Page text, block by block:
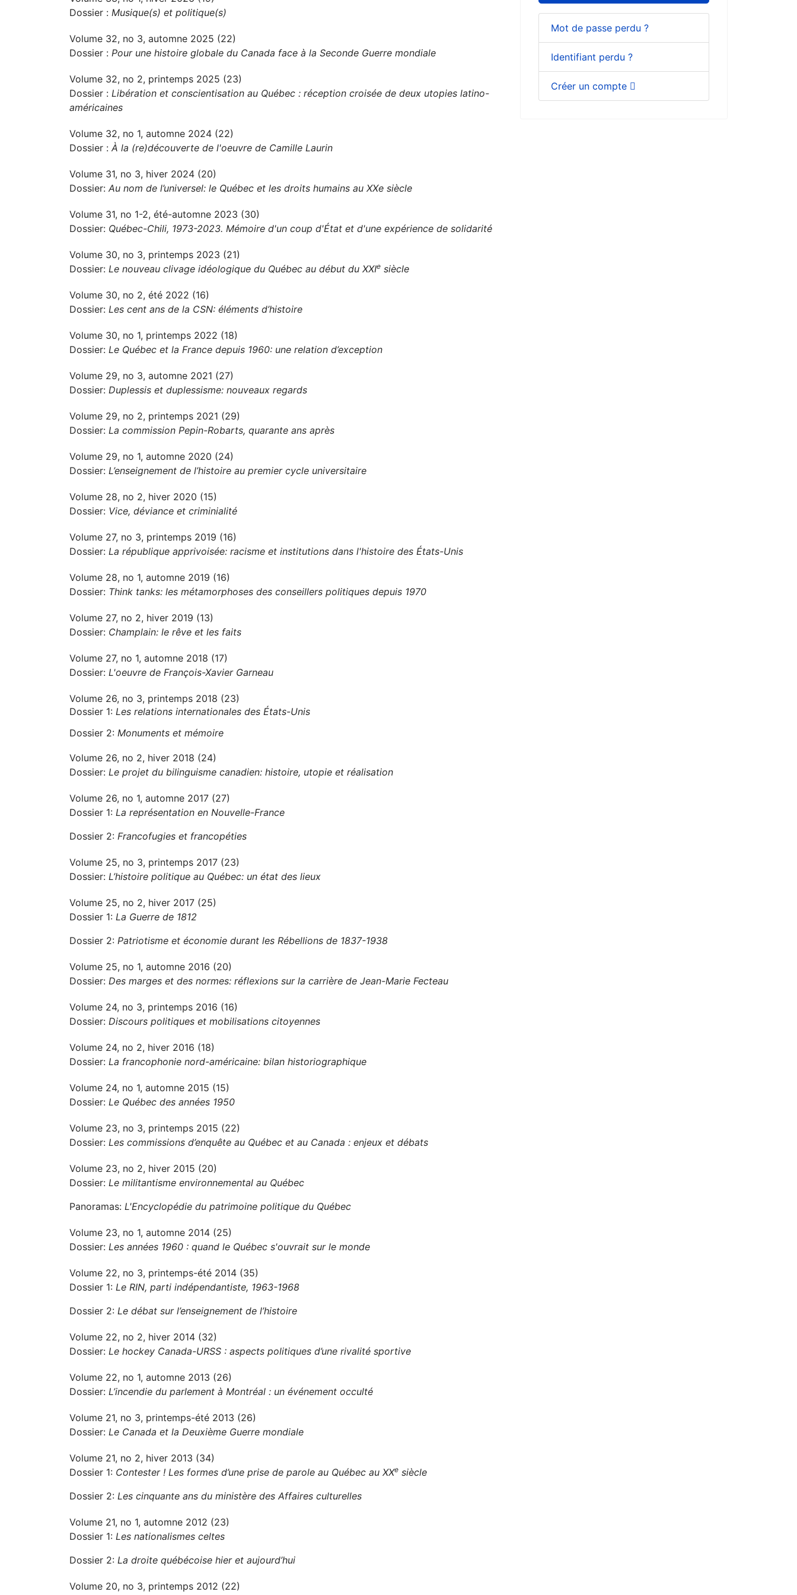
Dossier : Musique(s) et politique(s)
Volume 32, no 3, automne 2025 (22)
Dossier : Pour une histoire globale du Canada face à la Seconde Guerre mondiale
Volume 32, no 2, printemps 2025 (23)
Dossier : Libération et conscientisation au Québec : réception croisée de deux utopies latino-
américaines
Volume 32, no 1, automne 2024 (22)
Dossier : À la (re)découverte de l'oeuvre de Camille Laurin
Volume 31, no 3, hiver 2024 (20)
Dossier: Au nom de l’universel: le Québec et les droits humains au XXe siècle
Volume 31, no 1-2, été-automne 2023 (30)
Dossier: Québec-Chili, 1973-2023. Mémoire d'un coup d'État et d'une expérience de solidarité
Volume 30, no 3, printemps 2023 (21)
Dossier: Le nouveau clivage idéologique du Québec au début du XXIe siècle
Volume 30, no 2, été 2022 (16)
Dossier: Les cent ans de la CSN: éléments d’histoire
Volume 30, no 1, printemps 2022 (18)
Dossier: Le Québec et la France depuis 1960: une relation d’exception
Volume 29, no 3, automne 2021 (27)
Dossier: Duplessis et duplessisme: nouveaux regards
Volume 29, no 2, printemps 2021 (29)
Dossier: La commission Pepin-Robarts, quarante ans après
Volume 29, no 1, automne 2020 (24)
Dossier: L’enseignement de l’histoire au premier cycle universitaire
Volume 28, no 2, hiver 2020 (15)
Dossier: Vice, déviance et criminialité
Volume 27, no 3, printemps 2019 (16)
Dossier: La république apprivoisée: racisme et institutions dans l'histoire des États-Unis
Volume 28, no 1, automne 2019 (16)
Dossier: Think tanks: les métamorphoses des conseillers politiques depuis 1970
Volume 27, no 2, hiver 2019 (13)
Dossier: Champlain: le rêve et les faits
Volume 27, no 1, automne 2018 (17)
Dossier: L'oeuvre de François-Xavier Garneau
Volume 26, no 3, printemps 2018 (23)
Dossier 1: Les relations internationales des États-Unis
Dossier 2: Monuments et mémoire
Volume 26, no 2, hiver 2018 (24)
Dossier: Le projet du bilinguisme canadien: histoire, utopie et réalisation
Volume 26, no 1, automne 2017 (27)
Dossier 1: La représentation en Nouvelle-France
Dossier 2: Francofugies et francopéties
Volume 25, no 3, printemps 2017 (23)
Dossier: L’histoire politique au Québec: un état des lieux
Volume 25, no 2, hiver 2017 (25)
Dossier 1: La Guerre de 1812
Dossier 2: Patriotisme et économie durant les Rébellions de 1837-1938
Volume 25, no 1, automne 2016 (20)
Dossier: Des marges et des normes: réflexions sur la carrière de Jean-Marie Fecteau
Volume 24, no 3, printemps 2016 (16)
Dossier: Discours politiques et mobilisations citoyennes
Volume 24, no 2, hiver 2016 (18)
Dossier: La francophonie nord-américaine: bilan historiographique
Volume 24, no 1, automne 2015 (15)
Dossier: Le Québec des années 1950
Volume 23, no 3, printemps 2015 (22)
Dossier: Les commissions d’enquête au Québec et au Canada : enjeux et débats
Volume 23, no 2, hiver 2015 (20)
Dossier: Le militantisme environnemental au Québec
Panoramas: L'Encyclopédie du patrimoine politique du Québec
Volume 23, no 1, automne 2014 (25)
Dossier: Les années 1960 : quand le Québec s'ouvrait sur le monde
Volume 22, no 3, printemps-été 2014 (35)
Dossier 1: Le RIN, parti indépendantiste, 1963-1968
Dossier 2: Le débat sur l’enseignement de l’histoire
Volume 22, no 2, hiver 2014 (32)
Dossier: Le hockey Canada-URSS : aspects politiques d’une rivalité sportive
Volume 22, no 1, automne 2013 (26)
Dossier: L’incendie du parlement à Montréal : un événement occulté
Volume 21, no 3, printemps-été 2013 (26)
Dossier: Le Canada et la Deuxième Guerre mondiale
Volume 21, no 2, hiver 2013 (34)
Dossier 1: Contester ! Les formes d’une prise de parole au Québec au XXe siècle
Dossier 2: Les cinquante ans du ministère des Affaires culturelles
Volume 21, no 1, automne 2012 (23)
Dossier 1: Les nationalismes celtes
Dossier 2: La droite québécoise hier et aujourd’hui
Volume 20, no 3, printemps 2012 (22)
Mot de passe perdu ?
Identifiant perdu ?
Créer un compte